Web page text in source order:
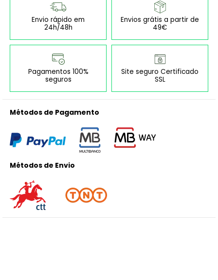
Envio rápido em
24h/48h
Envios grátis a partir de
49€
Pagamentos 100%
seguros
Site seguro Certificado
SSL
Métodos de Pagamento
Métodos de Envio